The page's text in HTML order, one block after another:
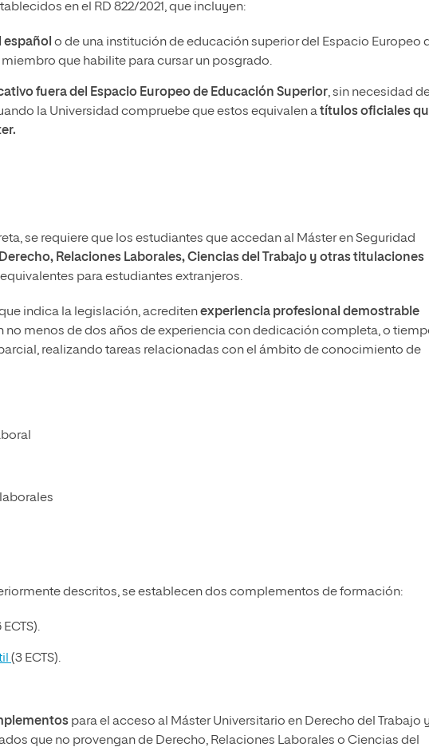
en el RD 822/2021, que incluyen:
español o de una institución de educación superior del Espacio Europeo
que habilite para cursar un posgrado.
fuera del Espacio Europeo de Educación Superior, sin necesidad
la Universidad compruebe que estos equivalen atítulos oficiales
se requiere que los estudiantes que accedan al Máster en Seguridad
Derecho, Relaciones Laborales, Ciencias del Trabajo y otras titulaciones
para estudiantes extranjeros.
indica la legislación, acreditenexperiencia profesional demostrable
no menos de dos años de experiencia con dedicación completa, o
realizando tareas relacionadas con el ámbito de conocimiento de
descritos, se establecen dos complementos de formación:
ECTS).
(3 ECTS).
para el acceso al Máster Universitario en Derecho del Trabajo
que no provengan de Derecho, Relaciones Laborales o Ciencias del